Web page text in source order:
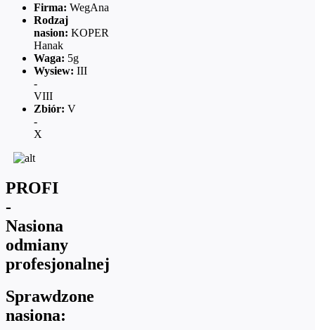
Firma: WegAna
Rodzaj
nasion: KOPER
Hanak
Waga: 5g
Wysiew: III
-
VIII
Zbiór: V
-
X
PROFI
-
Nasiona
odmiany
profesjonalnej
Sprawdzone
nasiona: